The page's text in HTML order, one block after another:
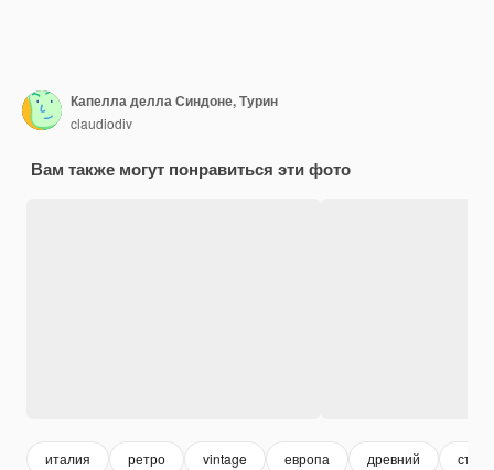
Капелла делла Синдоне, Турин
claudiodiv
Вам также могут понравиться эти фото
италия ретро vintage европа древний